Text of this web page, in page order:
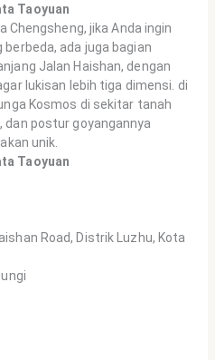
Taoyuan
Chengsheng, jika Anda ingin
ada juga bagian
Jalan Haishan, dengan
lukisan lebih tiga dimensi. di
Kosmos di sekitar tanah
dan postur goyangannya
unik.
Taoyuan
Road, Distrik Luzhu, Kota